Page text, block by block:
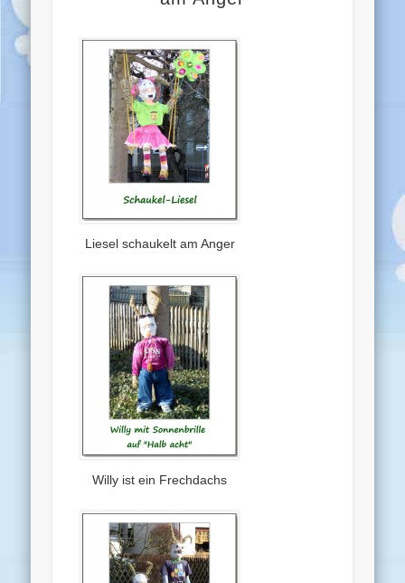
Liesel schaukelt am Anger
Willy ist ein Frechdachs